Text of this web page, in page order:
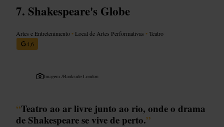
Shakespeare's Globe
Artes e Entretenimento • Local de Artes Performativas •Teatro
4,6
Imagem /Bankside London
“Teatro ao ar livre junto ao rio, onde o drama
de Shakespeare se vive de perto.”